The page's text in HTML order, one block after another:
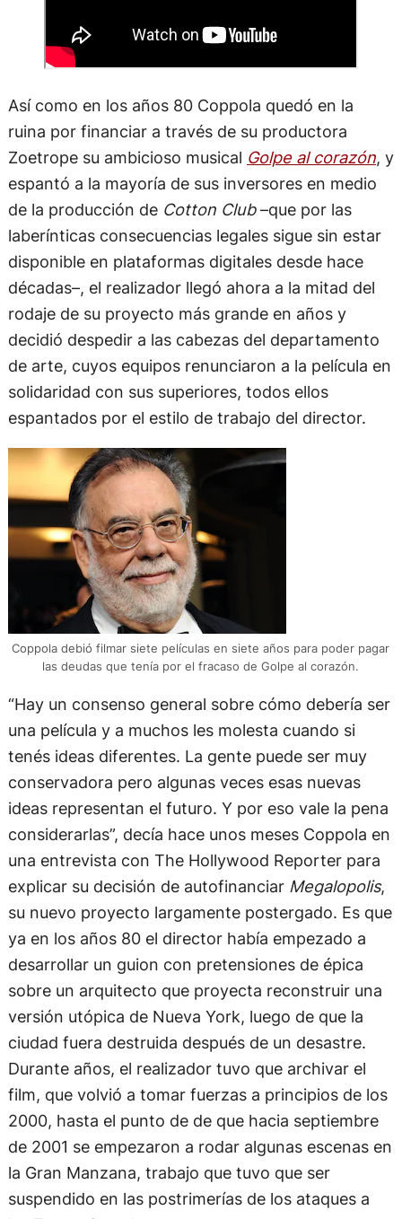
Así como en los años 80 Coppola quedó en la
ruina por financiar a través de su productora
Zoetrope su ambicioso musical Golpe al corazón, y
espantó a la mayoría de sus inversores en medio
de la producción de Cotton Club–que por las
laberínticas consecuencias legales sigue sin estar
disponible en plataformas digitales desde hace
décadas–, el realizador llegó ahora a la mitad del
rodaje de su proyecto más grande en años y
decidió despedir a las cabezas del departamento
de arte, cuyos equipos renunciaron a la película en
solidaridad con sus superiores, todos ellos
espantados por el estilo de trabajo del director.
Coppola debió filmar siete películas en siete años para poder pagar
las deudas que tenía por el fracaso de Golpe al corazón.
“Hay un consenso general sobre cómo debería ser
una película y a muchos les molesta cuando si
tenés ideas diferentes. La gente puede ser muy
conservadora pero algunas veces esas nuevas
ideas representan el futuro. Y por eso vale la pena
considerarlas”, decía hace unos meses Coppola en
una entrevista con The Hollywood Reporter para
explicar su decisión de autofinanciar Megalopolis,
su nuevo proyecto largamente postergado. Es que
ya en los años 80 el director había empezado a
desarrollar un guion con pretensiones de épica
sobre un arquitecto que proyecta reconstruir una
versión utópica de Nueva York, luego de que la
ciudad fuera destruida después de un desastre.
Durante años, el realizador tuvo que archivar el
film, que volvió a tomar fuerzas a principios de los
2000, hasta el punto de de que hacia septiembre
de 2001 se empezaron a rodar algunas escenas en
la Gran Manzana, trabajo que tuvo que ser
suspendido en las postrimerías de los ataques a